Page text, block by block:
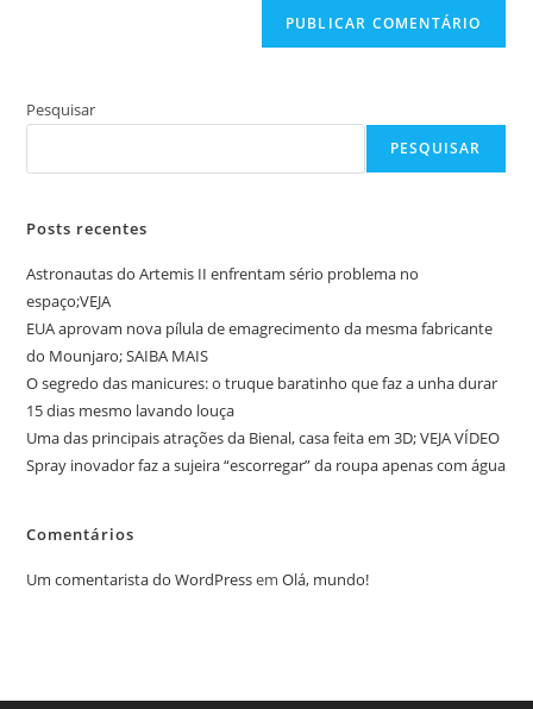
Pesquisar
PESQUISAR
Posts recentes
Astronautas do Artemis II enfrentam sério problema no
espaço;VEJA
EUA aprovam nova pílula de emagrecimento da mesma fabricante
do Mounjaro; SAIBA MAIS
O segredo das manicures: o truque baratinho que faz a unha durar
15 dias mesmo lavando louça
Uma das principais atrações da Bienal, casa feita em 3D; VEJA VÍDEO
Spray inovador faz a sujeira “escorregar” da roupa apenas com água
Comentários
Um comentarista do WordPressemOlá, mundo!